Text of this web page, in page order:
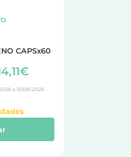
CAPSx60
a 31/08/2026